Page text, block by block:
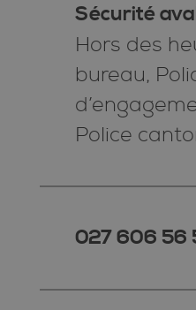
Sécurité
Hors des
bureau,
Police
027 606 56